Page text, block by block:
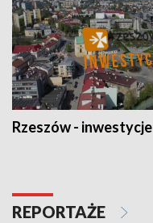
Rzeszów - inwestycje
REPORTAŻE